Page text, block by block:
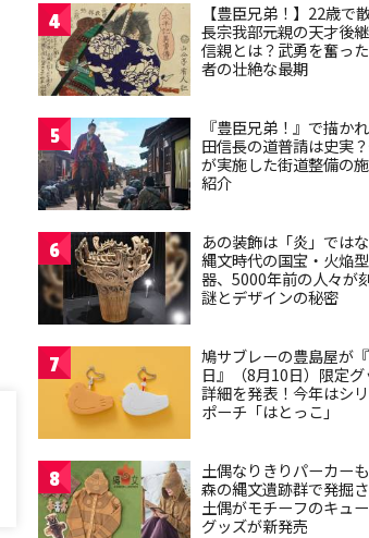
4
【豊臣兄弟！】22歳で
長宗我部元親の天才後継
信親とは？武勇を奮っ
者の壮絶な最期
5
『豊臣兄弟！』で描か
田信長の道普請は史実
が実施した街道整備の
紹介
6
あの装飾は「炎」では
縄文時代の国宝・火焔
器、5000年前の人々が
謎とデザインの秘密
7
鳩サブレーの豊島屋が
日』（8月10日）限定
詳細を発表！今年はシ
ポーチ「はとっこ」
8
土偶なりきりパーカー
森の縄文遺跡群で発掘
土偶がモチーフのキュ
グッズが新発売